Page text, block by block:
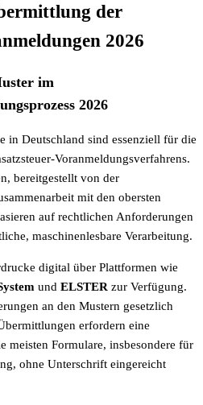
der
2026
im
2026
in Deutschland sind essenziell für die
Voranmeldungsverfahrens.
bereitgestellt von der
mit den obersten
auf rechtlichen Anforderungen
maschinenlesbare Verarbeitung.
digital über Plattformen wie
und ELSTER zur Verfügung.
an den Mustern gesetzlich
erfordern eine
meisten Formulare, insbesondere für
ohne Unterschrift eingereicht